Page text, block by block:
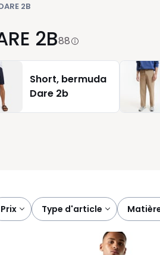
2B
2B88
Short, bermuda
Dare 2b
prix type d'article